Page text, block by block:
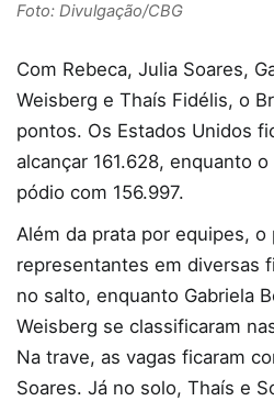
Foto: Divulgação/CBG
Com Rebeca, Julia Soares,
Weisberg e Thaís Fidélis, o
pontos. Os Estados Unidos
alcançar 161.628, enquanto
pódio com 156.997.
Além da prata por equipes, o
representantes em diversas
no salto, enquanto Gabriela
Weisberg se classificaram
Na trave, as vagas ficaram
Soares. Já no solo, Thaís e